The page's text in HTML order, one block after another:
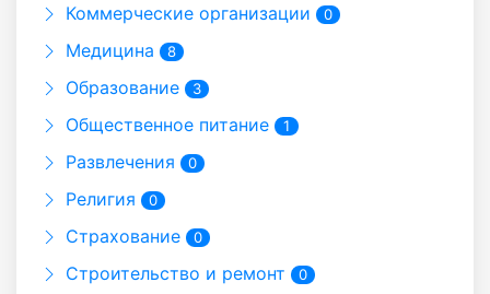
Коммерческие организации 0
Медицина 8
Образование 3
Общественное питание 1
Развлечения 0
Религия 0
Страхование 0
Строительство и ремонт 0